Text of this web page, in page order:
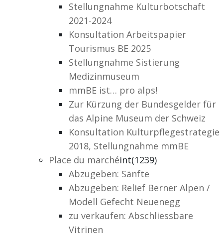
Stellungnahme Kulturbotschaft
2021-2024
Konsultation Arbeitspapier
Tourismus BE 2025
Stellungnahme Sistierung
Medizinmuseum
mmBE ist… pro alps!
Zur Kürzung der Bundesgelder für
das Alpine Museum der Schweiz
Konsultation Kulturpflegestrategie
2018, Stellungnahme mmBE
Place du marchéint(1239)
Abzugeben: Sänfte
Abzugeben: Relief Berner Alpen /
Modell Gefecht Neuenegg
zu verkaufen: Abschliessbare
Vitrinen